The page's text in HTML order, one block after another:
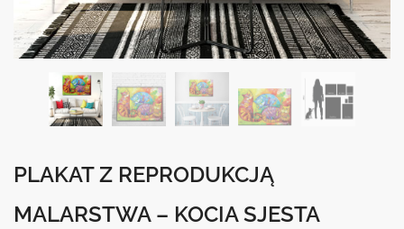
PLAKAT Z REPRODUKCJĄ
MALARSTWA – KOCIA SJESTA